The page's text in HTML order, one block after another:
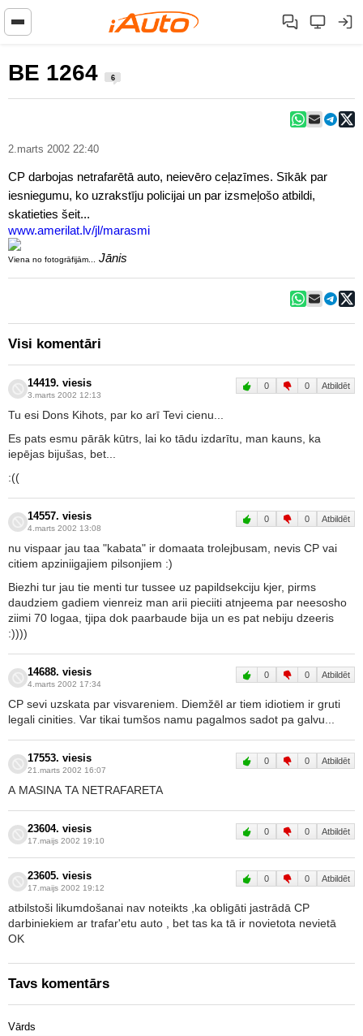
BE 1264 6
2.marts 2002 22:40
CP darbojas netrafarētā auto, neievēro ceļazīmes. Sīkāk par
iesniegumu, ko uzrakstīju policijai un par izsmeļošo atbildi,
skatieties šeit...
www.amerilat.lv/jl/marasmi
Viena no fotogrāfijām... Jānis
Visi komentāri
14419. viesis
3.marts 2002 12:13
0 0 Atbildēt
Tu esi Dons Kihots, par ko arī Tevi cienu...
Es pats esmu pārāk kūtrs, lai ko tādu izdarītu, man kauns, ka
iepējas bijušas, bet...
:((
14557. viesis
4.marts 2002 13:08
0 0 Atbildēt
nu vispaar jau taa "kabata" ir domaata trolejbusam, nevis CP vai
citiem apziniigajiem pilsonjiem :)
Biezhi tur jau tie menti tur tussee uz papildsekciju kjer, pirms
daudziem gadiem vienreiz man arii pieciiti atnjeema par neesosho
ziimi 70 logaa, tjipa dok paarbaude bija un es pat nebiju dzeeris
:))))
14688. viesis
4.marts 2002 17:34
0 0 Atbildēt
CP sevi uzskata par visvareniem. Diemžēl ar tiem idiotiem ir gruti
legali cinities. Var tikai tumšos namu pagalmos sadot pa galvu...
17553. viesis
21.marts 2002 16:07
0 0 Atbildēt
A MASINA TA NETRAFARETA
23604. viesis
17.maijs 2002 19:10
0 0 Atbildēt
23605. viesis
17.maijs 2002 19:12
0 0 Atbildēt
atbilstoši likumdošanai nav noteikts ,ka obligāti jastrādā CP
darbiniekiem ar trafar'etu auto , bet tas ka tā ir novietota nevietā
OK
Tavs komentārs
Vārds